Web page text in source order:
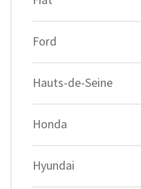
Ford
Hauts-de-Seine
Honda
Hyundai